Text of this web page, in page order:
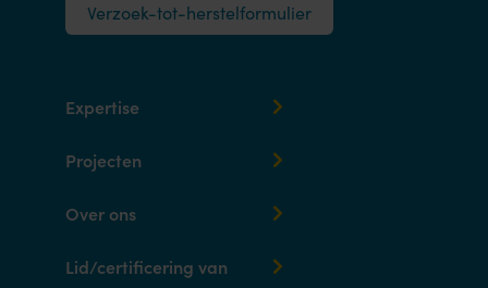
Verzoek-tot-herstelformulier
Expertise
Projecten
Over ons
Lid/certificering van